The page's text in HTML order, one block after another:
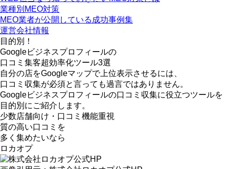
業種別MEO対策
MEO業者が公開している成功事例集
運営会社情報
目的別！
Googleビジネスプロフィールの
口コミ集客超効率化ツール3選
自分の店をGoogleマップで上位表示させるには、
口コミ収集が必須と言っても過言ではありません。
Googleビジネスプロフィールの口コミ収集に役立つツールを
目的別にご紹介します。
少数店舗向け ・ 口コミ機能重視
質の高い口コミを
多く集めたいなら
ロカオプ